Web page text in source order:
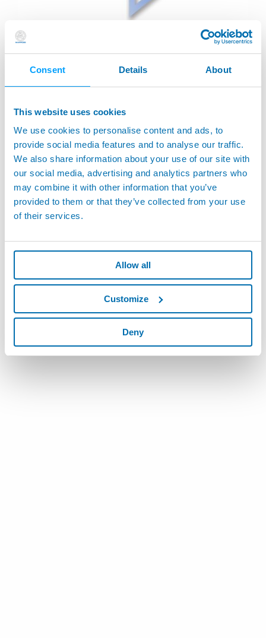
Consent Details About
This website uses cookies
We use cookies to personalise content and ads, to
provide social media features and to analyse our traffic.
We also share information about your use of our site with
our social media, advertising and analytics partners who
may combine it with other information that you’ve
provided to them or that they’ve collected from your use
of their services.
Allow all
Customize
Deny
WRTS
Siehe dazu TS LINE